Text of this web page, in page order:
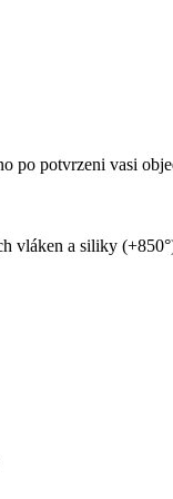
po potvrzeni vasi
vláken a siliky